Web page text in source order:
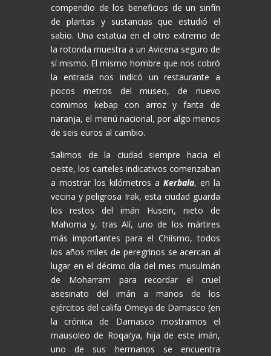
compendio de los beneficios de un sinfín
de plantas y sustancias que estudió el
sabio. Una estatua en el otro extremo de
la rotonda muestra a un Avicena seguro de
sí mismo. El mismo hombre que nos cobró
la entrada nos indicó un restaurante a
pocos metros del museo, de nuevo
comimos kebap con arroz y fanta de
naranja, el menú nacional, por algo menos
de seis euros al cambio.
Salimos de la ciudad siempre hacia el
oeste, los carteles indicativos comenzaban
a mostrar los kilómetros a Kerbala, en la
vecina y peligrosa Irak, esta ciudad guarda
los restos del imán Husein, nieto de
Mahoma y, tras Alí, uno de los mártires
más importantes para el Chiísmo, todos
los años miles de peregrinos se acercan al
lugar en el décimo día del mes musulmán
de Moharram para recordar el cruel
asesinato del imán a manos de los
ejércitos del califa Omeya de Damasco (en
la crónica de Damasco mostramos el
mausoleo de Roqai’ya, hija de este imán,
uno de sus hermanos se encuentra